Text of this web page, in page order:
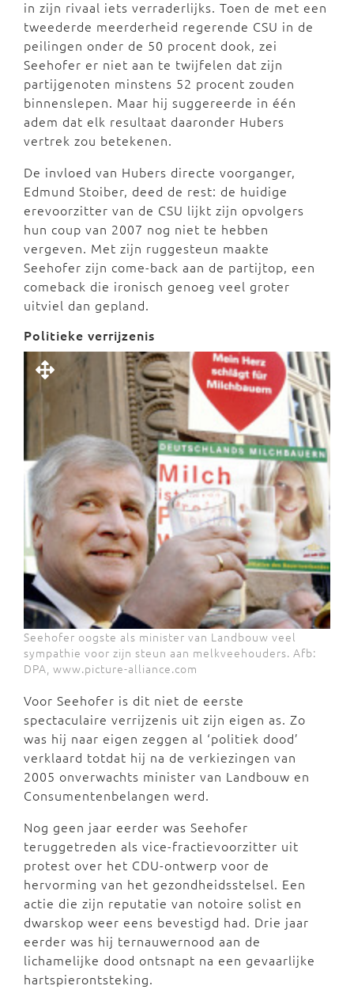
in zijn rivaal iets verraderlijks. Toen de met een
tweederde meerderheid regerende CSU in de
peilingen onder de 50 procent dook, zei
Seehofer er niet aan te twijfelen dat zijn
partijgenoten minstens 52 procent zouden
binnenslepen. Maar hij suggereerde in één
adem dat elk resultaat daaronder Hubers
vertrek zou betekenen.
De invloed van Hubers directe voorganger,
Edmund Stoiber, deed de rest: de huidige
erevoorzitter van de CSU lijkt zijn opvolgers
hun coup van 2007 nog niet te hebben
vergeven. Met zijn ruggesteun maakte
Seehofer zijn come-back aan de partijtop, een
comeback die ironisch genoeg veel groter
uitviel dan gepland.
Politieke verrijzenis
Seehofer oogste als minister van Landbouw veel
sympathie voor zijn steun aan melkveehouders. Afb:
DPA, www.picture-alliance.com
Voor Seehofer is dit niet de eerste
spectaculaire verrijzenis uit zijn eigen as. Zo
was hij naar eigen zeggen al ‘politiek dood’
verklaard totdat hij na de verkiezingen van
2005 onverwachts minister van Landbouw en
Consumentenbelangen werd.
Nog geen jaar eerder was Seehofer
teruggetreden als vice-fractievoorzitter uit
protest over het CDU-ontwerp voor de
hervorming van het gezondheidsstelsel. Een
actie die zijn reputatie van notoire solist en
dwarskop weer eens bevestigd had. Drie jaar
eerder was hij ternauwernood aan de
lichamelijke dood ontsnapt na een gevaarlijke
hartspierontsteking.